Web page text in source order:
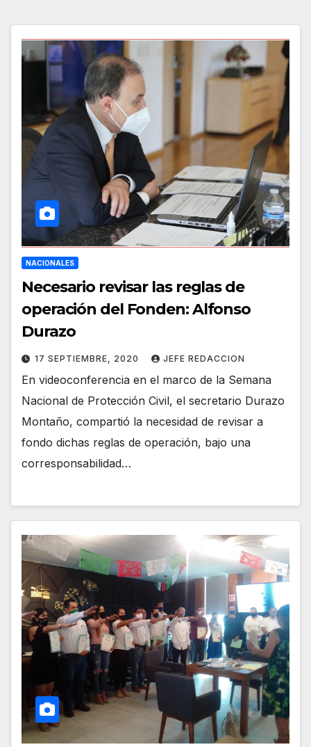
NACIONALES
Necesario revisar las reglas de
operación del Fonden: Alfonso
Durazo
17 SEPTIEMBRE, 2020 JEFE REDACCION
En videoconferencia en el marco de la Semana
Nacional de Protección Civil, el secretario Durazo
Montaño, compartió la necesidad de revisar a
fondo dichas reglas de operación, bajo una
corresponsabilidad…